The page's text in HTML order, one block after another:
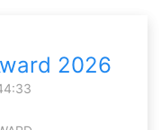
2026